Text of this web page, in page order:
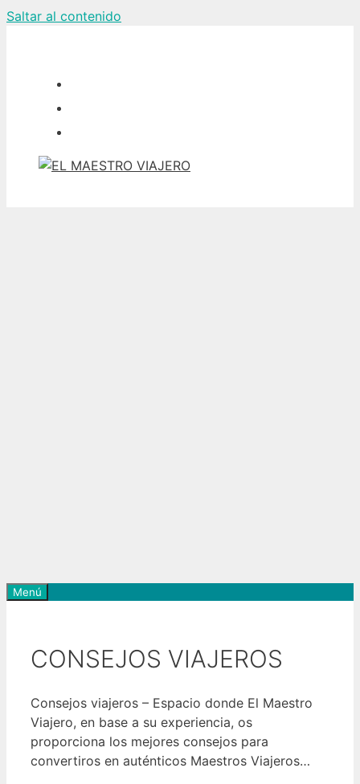
Saltar al contenido
Menú
CONSEJOS VIAJEROS
Consejos viajeros – Espacio donde El Maestro
Viajero, en base a su experiencia, os
proporciona los mejores consejos para
convertiros en auténticos Maestros Viajeros…